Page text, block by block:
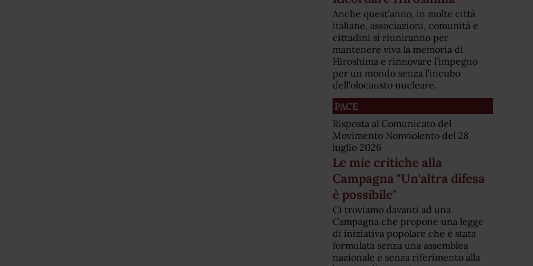
Anche quest’anno, in molte città
italiane, associazioni, comunità e
cittadini si riuniranno per
mantenere viva la memoria di
Hiroshima e rinnovare l’impegno
per un mondo senza l'incubo
dell'olocausto nucleare.
PACE
Risposta al Comunicato del
Movimento Nonviolento del 28
luglio 2026
Le mie critiche alla
Campagna "Un'altra difesa
è possibile"
Ci troviamo davanti ad una
Campagna che propone una legge
di iniziativa popolare che è stata
formulata senza una assemblea
nazionale e senza riferimento alla